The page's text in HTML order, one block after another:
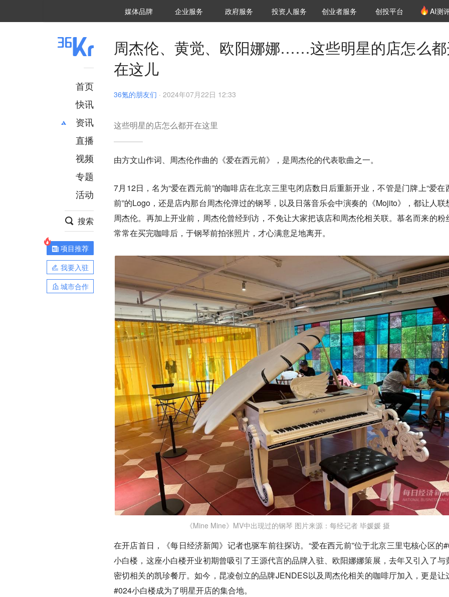
媒体品牌 36Kr研究院
企业服务 城市之窗
政府服务 VClub投资机构库
投资机构职位推介
投资人服务 创投氪堂
创业者服务 创投平台 AI测
首页
快讯
资讯
推荐
财经
项目推荐
安徽
直播
视频
专题
活动
搜索
项目推荐
我要入驻
城市合作
周杰伦、黄觉、欧阳娜娜……这些明星的店怎么
在这儿
36氪的朋友们 · 2024年07月22日 12:33
这些明星的店怎么都开在这里
由方文山作词、周杰伦作曲的《爱在西元前》，是周杰伦的代表歌曲之一。
7月12日，名为“爱在西元前”的咖啡店在北京三里屯闭店数日后重新开业，不管是门牌上“爱在
前”的Logo，还是店内那台周杰伦弹过的钢琴，以及日落音乐会中演奏的《Mojito》，都让人联
周杰伦。再加上开业前，周杰伦曾经到访，不免让大家把该店和周杰伦相关联。慕名而来的粉
常常在买完咖啡后，于钢琴前拍张照片，才心满意足地离开。
《Mine Mine》MV中出现过的钢琴 图片来源：每经记者 毕媛媛 摄
在开店首日，《每日经济新闻》记者也驱车前往探访。“爱在西元前”位于北京三里屯核心区的
小白楼，这座小白楼开业初期曾吸引了王源代言的品牌入驻、欧阳娜娜策展，去年又引入了与
密切相关的凯珍餐厅。如今，昆凌创立的品牌JENDES以及周杰伦相关的咖啡厅加入，更是让
#024小白楼成为了明星开店的集合地。